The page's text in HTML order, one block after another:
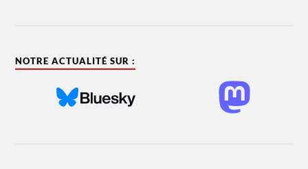
NOTRE ACTUALITÉ SUR :